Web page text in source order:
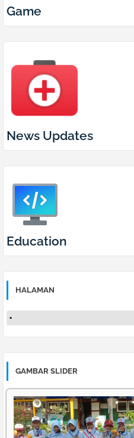
Game
News Updates
Education
HALAMAN
GAMBAR SLIDER